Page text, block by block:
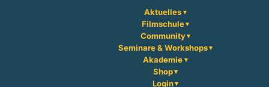
Aktuelles
Filmschule
Community
Seminare & Workshops
Akademie
Shop
Login